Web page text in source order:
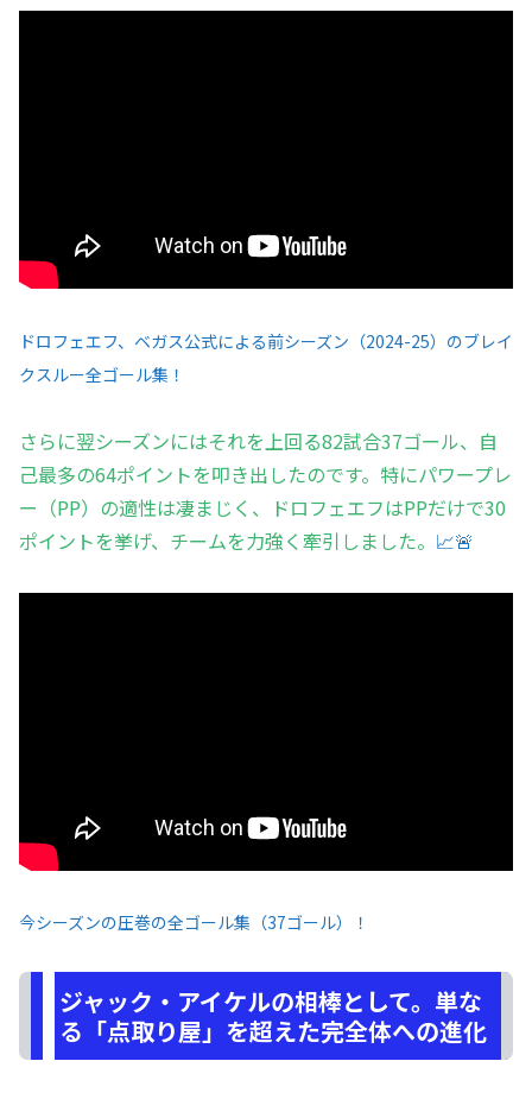
ドロフェエフ、ベガス公式による前シーズン（2024-25）のブレイ
クスルー全ゴール集！
さらに翌シーズンにはそれを上回る82試合37ゴール、自
己最多の64ポイントを叩き出したのです。特にパワープレ
ー（PP）の適性は凄まじく、ドロフェエフはPPだけで30
ポイントを挙げ、チームを力強く牽引しました。 📈🚨
今シーズンの圧巻の全ゴール集（37ゴール）！
ジャック・アイケルの相棒として。単な
る「点取り屋」を超えた完全体への進化